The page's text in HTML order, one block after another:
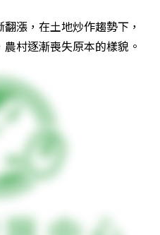
漲，在土地炒作趨勢下，
村逐漸喪失原本的樣貌。